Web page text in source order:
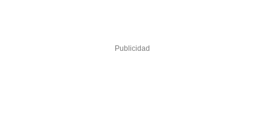
Publicidad